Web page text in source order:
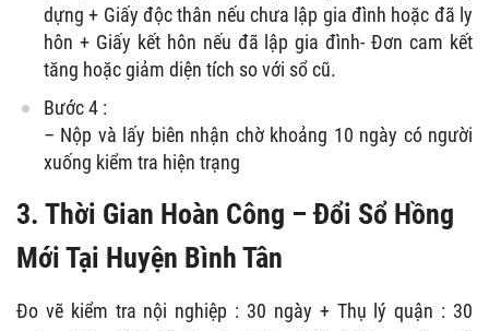
dựng + Giấy độc thân nếu chưa lập gia đình hoặc đã ly
hôn + Giấy kết hôn nếu đã lập gia đình- Đơn cam kết
tăng hoặc giảm diện tích so với sổ cũ.
Bước 4 :
– Nộp và lấy biên nhận chờ khoảng 10 ngày có người
xuống kiểm tra hiện trạng
3. Thời Gian Hoàn Công – Đổi Sổ Hồng
Mới Tại Huyện Bình Tân
Đo vẽ kiểm tra nội nghiệp : 30 ngày + Thụ lý quận : 30